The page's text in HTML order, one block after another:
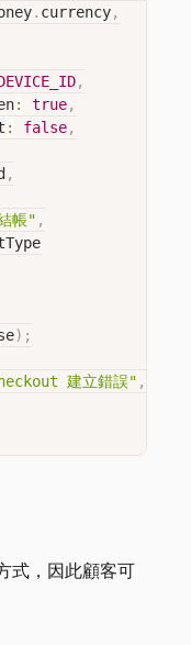
. currency,
,
: true,
: false,
,
帳" ,
) ;
建立錯誤" ,
式，因此顧客可